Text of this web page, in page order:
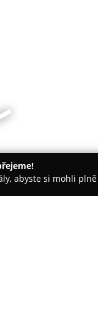
abyste si mohli